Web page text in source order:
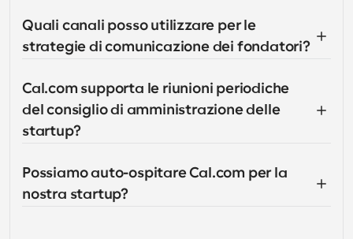
Quali canali posso utilizzare per le
strategie di comunicazione dei fondatori?
Cal.com supporta le riunioni periodiche
del consiglio di amministrazione delle
startup?
Possiamo auto-ospitare Cal.com per la
nostra startup?